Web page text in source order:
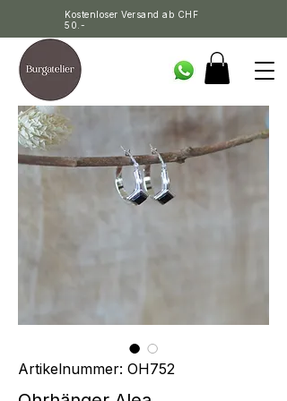
Kostenloser Versand ab CHF
50.-
Artikelnummer: OH752